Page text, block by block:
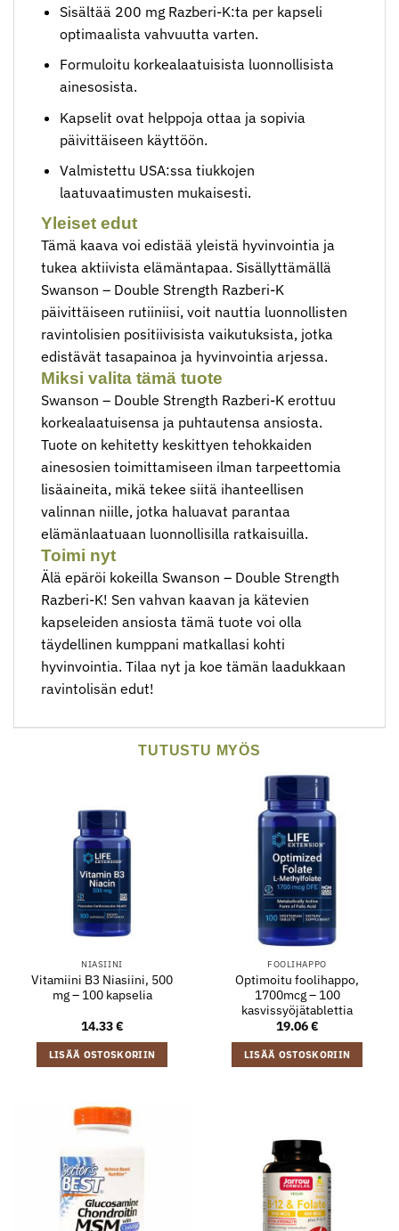
Sisältää 200 mg Razberi-K:ta per kapseli
optimaalista vahvuutta varten.
Formuloitu korkealaatuisista luonnollisista
ainesosista.
Kapselit ovat helppoja ottaa ja sopivia
päivittäiseen käyttöön.
Valmistettu USA:ssa tiukkojen
laatuvaatimusten mukaisesti.
Yleiset edut
Tämä kaava voi edistää yleistä hyvinvointia ja
tukea aktiivista elämäntapaa. Sisällyttämällä
Swanson – Double Strength Razberi-K
päivittäiseen rutiiniisi, voit nauttia luonnollisten
ravintolisien positiivisista vaikutuksista, jotka
edistävät tasapainoa ja hyvinvointia arjessa.
Miksi valita tämä tuote
Swanson – Double Strength Razberi-K erottuu
korkealaatuisensa ja puhtautensa ansiosta.
Tuote on kehitetty keskittyen tehokkaiden
ainesosien toimittamiseen ilman tarpeettomia
lisäaineita, mikä tekee siitä ihanteellisen
valinnan niille, jotka haluavat parantaa
elämänlaatuaan luonnollisilla ratkaisuilla.
Toimi nyt
Älä epäröi kokeilla Swanson – Double Strength
Razberi-K! Sen vahvan kaavan ja kätevien
kapseleiden ansiosta tämä tuote voi olla
täydellinen kumppani matkallasi kohti
hyvinvointia. Tilaa nyt ja koe tämän laadukkaan
ravintolisän edut!
TUTUSTU MYÖS
NIASIINI
Vitamiini B3 Niasiini, 500
mg – 100 kapselia
14.33€
LISÄÄ OSTOSKORIIN
FOOLIHAPPO
Optimoitu foolihappo,
1700mcg – 100
kasvissyöjätablettia
19.06€
LISÄÄ OSTOSKORIIN